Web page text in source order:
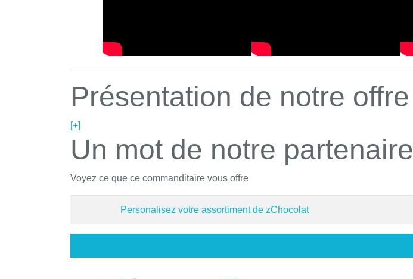
Présentation de notre offre
[+]
Un mot de notre partenaire
Voyez ce que ce commanditaire vous offre
Personalisez votre assortiment de zChocolat